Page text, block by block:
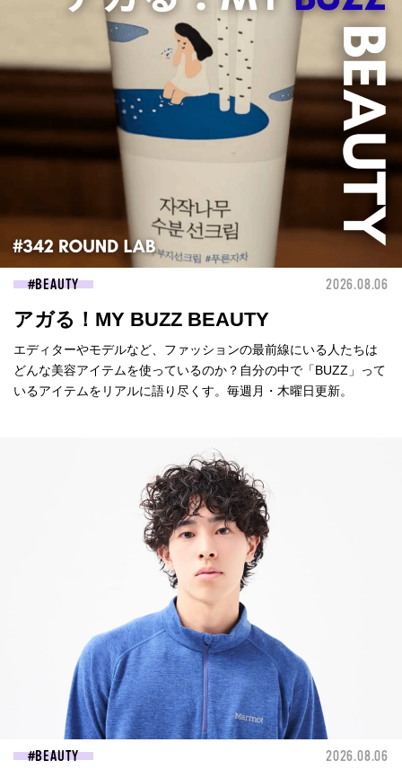
BEAUTY 2026.08.06
アガる！MY BUZZ BEAUTY
エディターやモデルなど、ファッションの最前線にいる人たちは
どんな美容アイテムを使っているのか？自分の中で「BUZZ」って
いるアイテムをリアルに語り尽くす。毎週月・木曜日更新。
BEAUTY 2026.08.06